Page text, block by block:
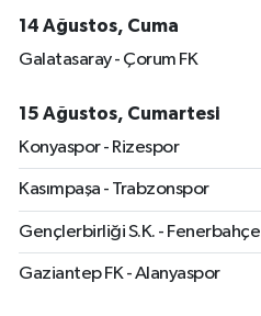
14 Ağustos, Cuma
Galatasaray - Çorum FK
15 Ağustos, Cumartesi
Konyaspor - Rizespor
Kasımpaşa - Trabzonspor
Gençlerbirliği S.K. - Fenerbahçe
Gaziantep FK - Alanyaspor